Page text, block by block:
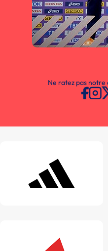
Ne ratez pas notre